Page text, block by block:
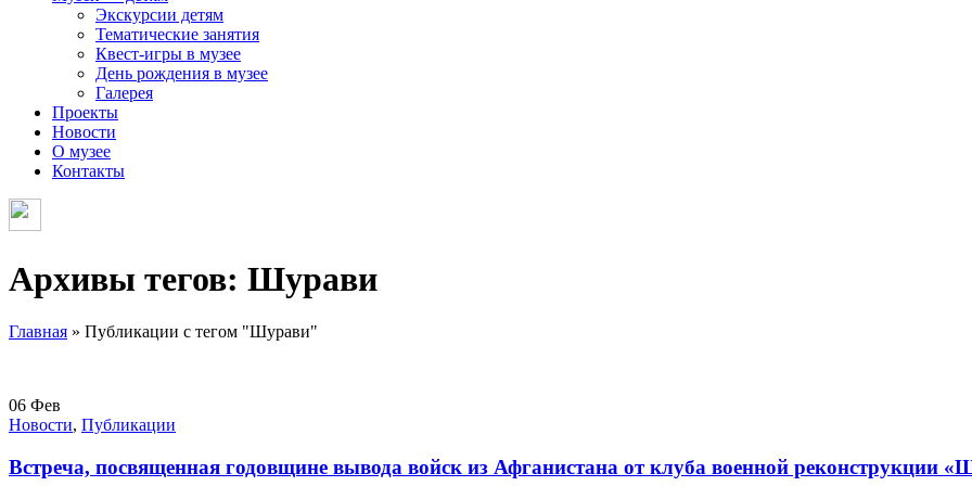
Экскурсии детям
Тематические занятия
Квест-игры в музее
День рождения в музее
Галерея
Проекты
Новости
О музее
Контакты
Архивы тегов: Шурави
Главная » Публикации с тегом "Шурави"
06 Фев
Новости, Публикации
Встреча, посвященная годовщине вывода войск из Афганистана от клуба военной реконструкции